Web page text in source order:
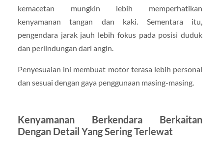
kemacetan mungkin lebih memperhatikan
kenyamanan tangan dan kaki. Sementara itu,
pengendara jarak jauh lebih fokus pada posisi duduk
dan perlindungan dari angin.
Penyesuaian ini membuat motor terasa lebih personal
dan sesuai dengan gaya penggunaan masing-masing.
Kenyamanan Berkendara Berkaitan
Dengan Detail Yang Sering Terlewat